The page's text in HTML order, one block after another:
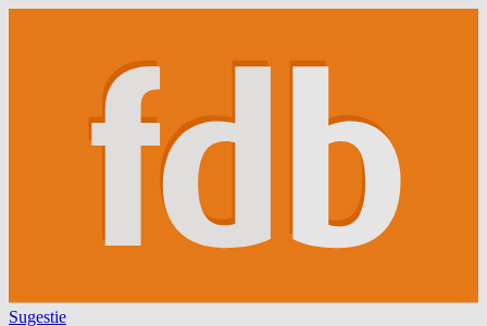
Sugestie